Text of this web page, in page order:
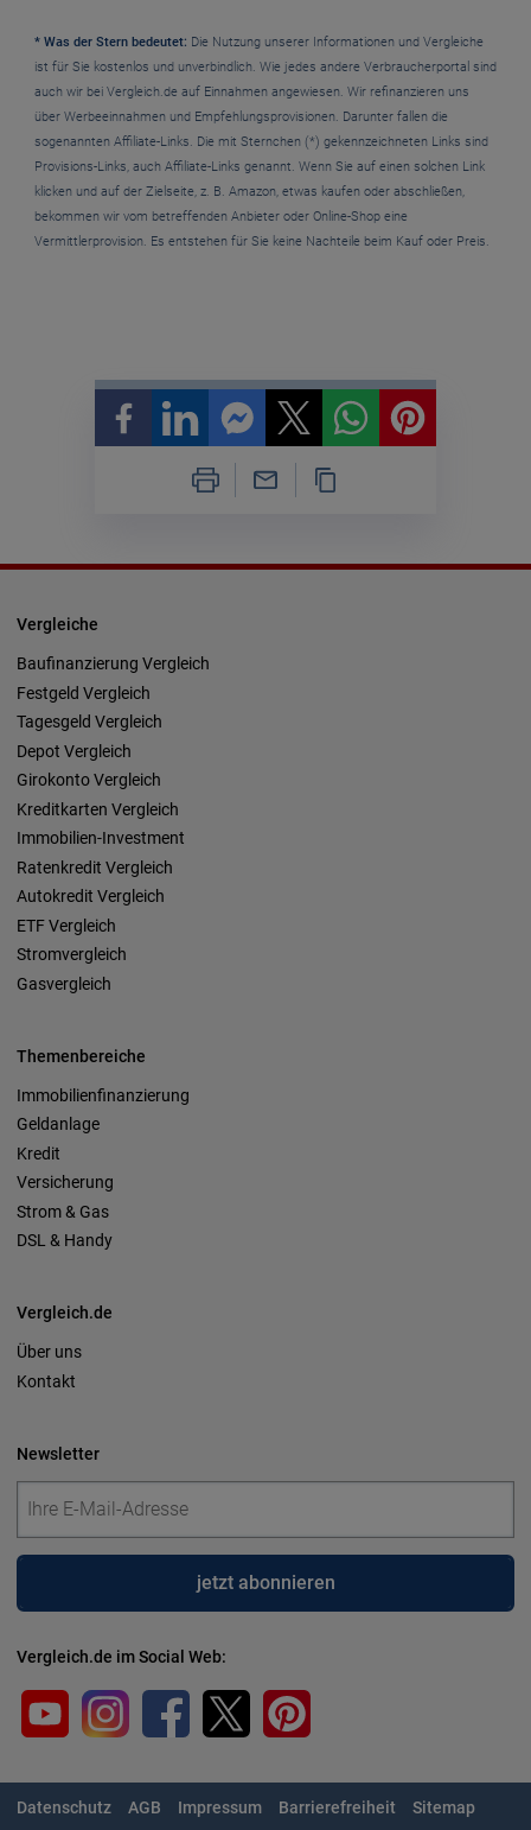
* Was der Stern bedeutet: Die Nutzung unserer Informationen und Vergleiche
ist für Sie kostenlos und unverbindlich. Wie jedes andere Verbraucherportal sind
auch wir bei Vergleich.de auf Einnahmen angewiesen. Wir refinanzieren uns
über Werbeeinnahmen und Empfehlungsprovisionen. Darunter fallen die
sogenannten Affiliate-Links. Die mit Sternchen (*) gekennzeichneten Links sind
Provisions-Links, auch Affiliate-Links genannt. Wenn Sie auf einen solchen Link
klicken und auf der Zielseite, z. B. Amazon, etwas kaufen oder abschließen,
bekommen wir vom betreffenden Anbieter oder Online-Shop eine
Vermittlerprovision. Es entstehen für Sie keine Nachteile beim Kauf oder Preis.
Vergleiche
Baufinanzierung Vergleich
Festgeld Vergleich
Tagesgeld Vergleich
Depot Vergleich
Girokonto Vergleich
Kreditkarten Vergleich
Immobilien-Investment
Ratenkredit Vergleich
Autokredit Vergleich
ETF Vergleich
Stromvergleich
Gasvergleich
Themenbereiche
Immobilienfinanzierung
Geldanlage
Kredit
Versicherung
Strom & Gas
DSL & Handy
Vergleich.de
Über uns
Kontakt
Newsletter
jetzt abonnieren
Datenschutz AGB Impressum Barrierefreiheit Sitemap